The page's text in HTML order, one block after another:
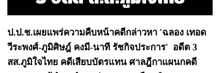
ป.ป.ช.เผยแพร่ความคืบหน้าคดีกล่าวหา 'ฉลอง เทอด
วีระพงศ์-ภูมิศิษฎ์ คงมี-นาที รัชกิจประการ' อดีต 3
สส.ภูมิใจไทย คดีเสียบบัตรแทน ศาลฎีกาแผนกคดี